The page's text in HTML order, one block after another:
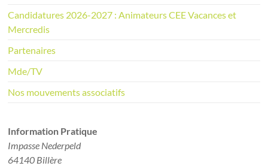
Candidatures 2026-2027 : Animateurs CEE Vacances et
Mercredis
Partenaires
Mde/TV
Nos mouvements associatifs
Information Pratique​
Impasse Nederpeld
64140 Billère